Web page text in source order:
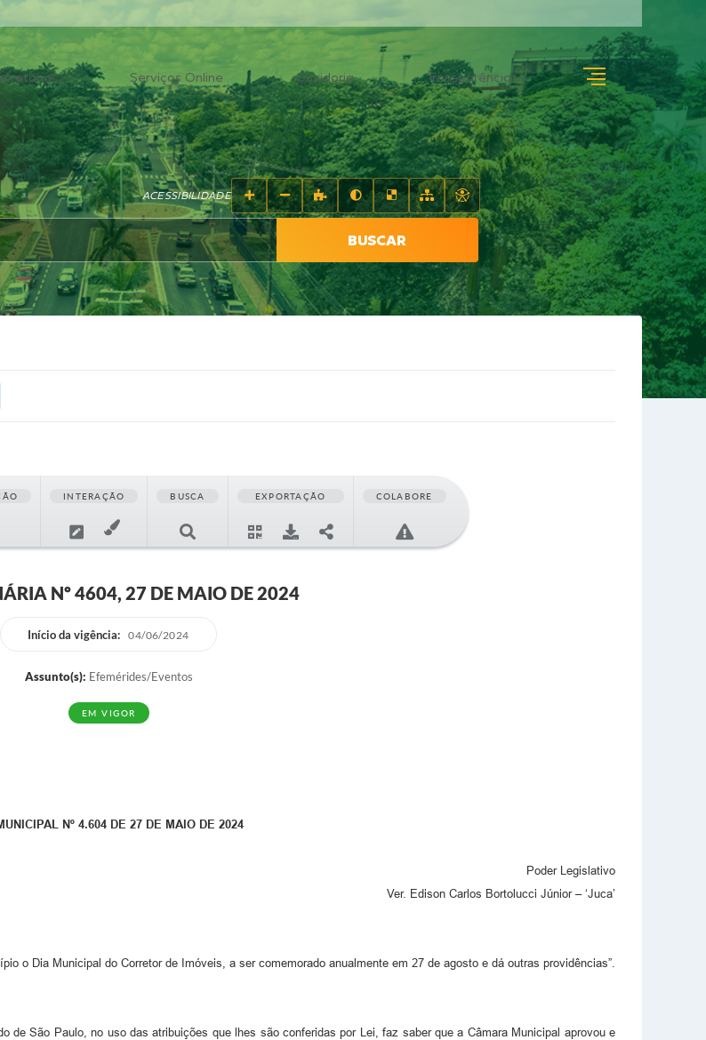
Serviços Online Ouvidoria Transparência
BUSCAR
ACESSIBILIDADE
INTERAÇÃO BUSCA EXPORTAÇÃO COLABORE
Nº 4604, 27 DE MAIO DE 2024
Início da vigência: 04/06/2024
Assunto(s): Efemérides/Eventos
EM VIGOR
Nº 4.604 DE 27 DE MAIO DE 2024
Poder Legislativo
Ver. Edison Carlos Bortolucci Júnior – ‘Juca’
o Dia Municipal do Corretor de Imóveis, a ser comemorado anualmente em 27 de agosto e dá outras providências”.
de São Paulo, no uso das atribuições que lhes são conferidas por Lei, faz saber que a Câmara Municipal aprovou e